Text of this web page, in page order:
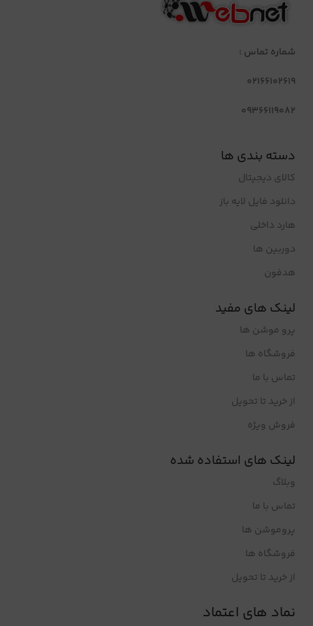
شماره تماس :
02166102619
09366119082
دسته بندی ها
کالای دیجیتال
دانلود فایل لایه باز
هارد داخلی
دوربین ها
هدفون
لینک های مفید
پرو موشن ها
فروشگاه ها
تماس با ما
از خرید تا تحویل
فروش ویژه
لینک های استفاده شده
وبلاگ
تماس با ما
پروموشن ها
فروشگاه ها
از خرید تا تحویل
نماد های اعتماد